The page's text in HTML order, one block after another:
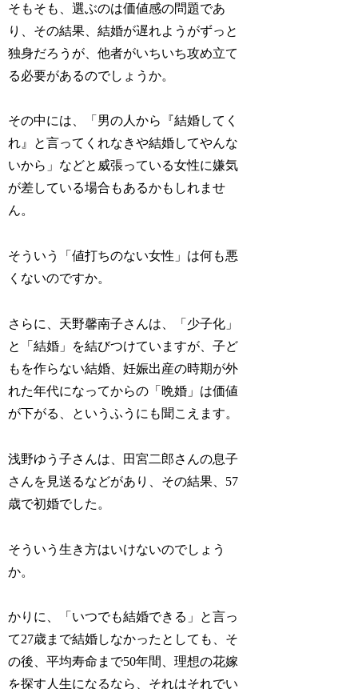
そもそも、選ぶのは価値感の問題であ
り、その結果、結婚が遅れようがずっと
独身だろうが、他者がいちいち攻め立て
る必要があるのでしょうか。
その中には、「男の人から『結婚してく
れ』と言ってくれなきや結婚してやんな
いから」などと威張っている女性に嫌気
が差している場合もあるかもしれませ
ん。
そういう「値打ちのない女性」は何も悪
くないのですか。
さらに、天野馨南子さんは、「少子化」
と「結婚」を結びつけていますが、子ど
もを作らない結婚、妊娠出産の時期が外
れた年代になってからの「晩婚」は価値
が下がる、というふうにも聞こえます。
浅野ゆう子さんは、田宮二郎さんの息子
さんを見送るなどがあり、その結果、57
歳で初婚でした。
そういう生き方はいけないのでしょう
か。
かりに、「いつでも結婚できる」と言っ
て27歳まで結婚しなかったとしても、そ
の後、平均寿命まで50年間、理想の花嫁
を探す人生になるなら、それはそれでい